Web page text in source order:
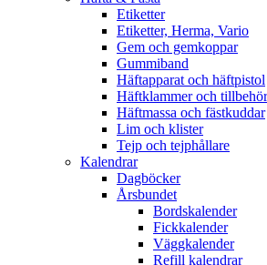
Etiketter
Etiketter, Herma, Vario
Gem och gemkoppar
Gummiband
Häftapparat och häftpistol
Häftklammer och tillbehör
Häftmassa och fästkuddar
Lim och klister
Tejp och tejphållare
Kalendrar
Dagböcker
Årsbundet
Bordskalender
Fickkalender
Väggkalender
Refill kalendrar